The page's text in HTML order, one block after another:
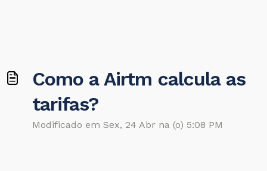
Como a Airtm calcula as
tarifas?
Modificado em Sex, 24 Abr na (o) 5:08 PM